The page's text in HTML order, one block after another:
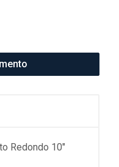
Redondo 10"